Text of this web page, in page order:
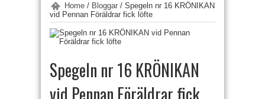
Home / Bloggar / Spegeln nr 16 KRÖNIKAN
vid Pennan Föräldrar fick löfte
Spegeln nr 16 KRÖNIKAN
vid Pennan Föräldrar fick